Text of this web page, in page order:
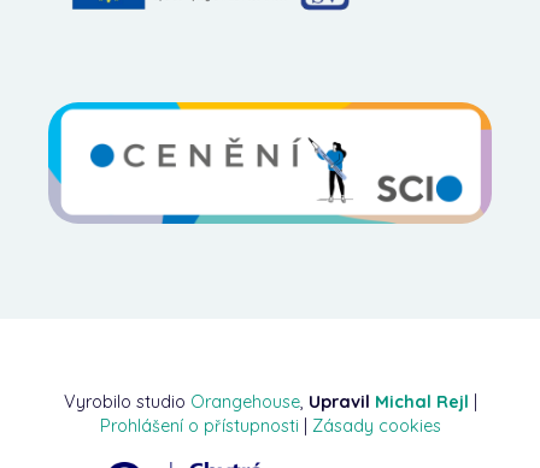
Vyrobilo studio Orangehouse, Upravil Michal Rejl |
Prohlášení o přístupnosti | Zásady cookies